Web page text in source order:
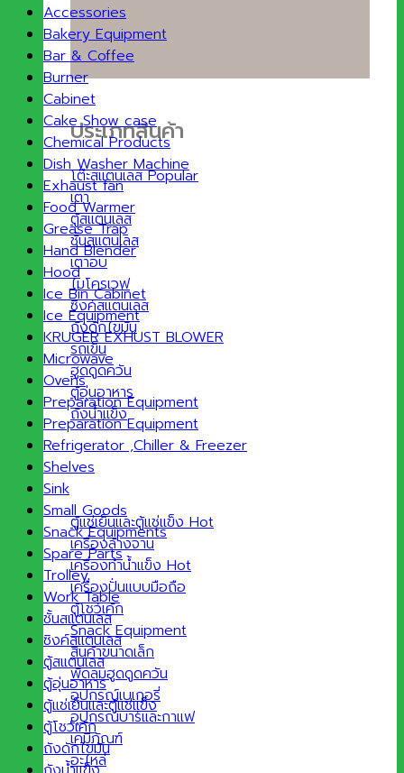
ประเภทสินค้า
โต๊ะสแตนเลส
เตา
ตู้สแตนเลส
ชั้นสแตนเลส
เตาอบ
ไมโครเวฟ
ซิงค์สแตนเลส
ถังดักไขมัน
รถเข็น
ฮูดดูดควัน
ตู้อุ่นอาหาร
ถังน้ำแข็ง
ตู้แช่เย็นและตู้แช่แข็ง
เครื่องล้างจาน
เครื่องทำน้ำแข็ง
เครื่องปั่นแบบมือถือ
ตู้โชว์เค้ก
Snack Equipment
สินค้าขนาดเล็ก
พัดลมฮูดดูดควัน
อุปกรณ์เบเกอรี่
อุปกรณ์บาร์และกาแฟ
เคมีภัณฑ์
อะไหล่
Accessories
Bakery Equipment
Bar & Coffee
Burner
Cabinet
Cake Show case
Chemical Products
Dish Washer Machine
Exhaust fan
Food Warmer
Grease Trap
Hand Blender
Hood
Ice Bin Cabinet
Ice Equipment
KRUGER EXHUST BLOWER
Microwave
Ovens
Preparation Equipment
Preparation Equipment
Refrigerator ,Chiller & Freezer
Shelves
Sink
Small Goods
Snack Equipments
Spare Parts
Trolley
Work Table
ชั้นสแตนเลส
ซิงค์สแตนเลส
ตู้สแตนเลส
ตู้อุ่นอาหาร
ตู้แช่เย็นและตู้แช่แข็ง
ตู้โชว์เค้ก
ถังดักไขมัน